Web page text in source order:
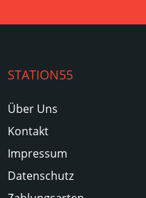
STATION55
Über Uns
Kontakt
Impressum
Datenschutz